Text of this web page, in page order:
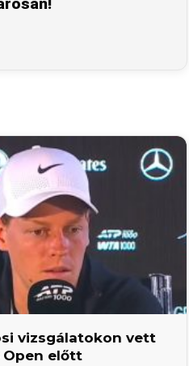
vizsgálatokon vett
Open előtt